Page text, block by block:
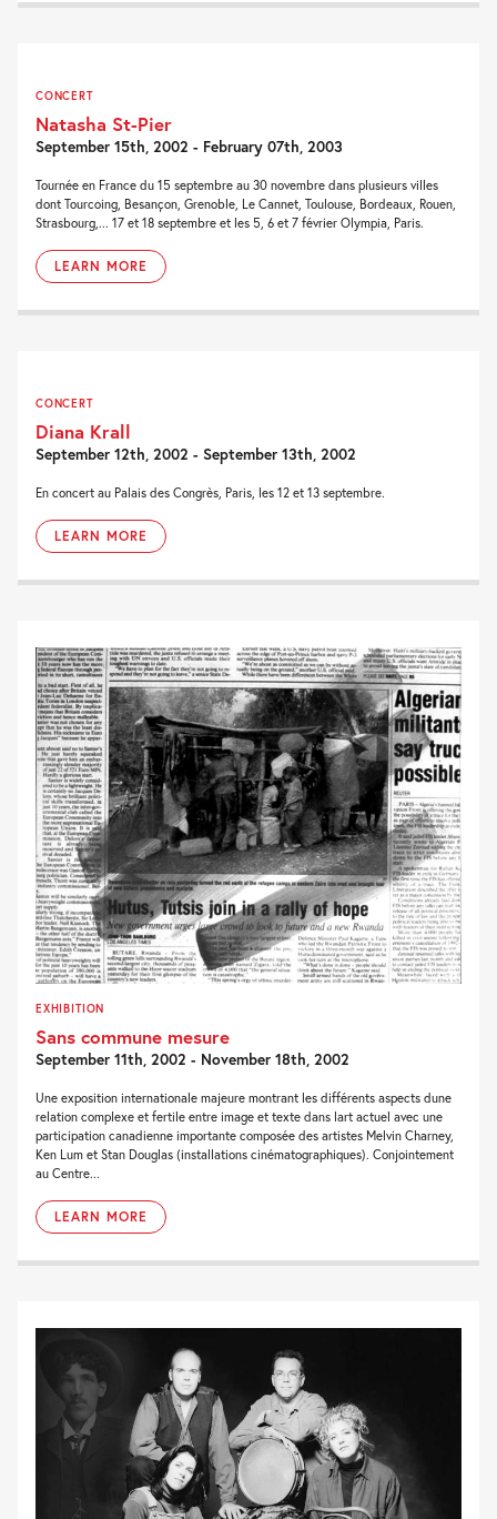
CONCERT
Natasha St-Pier
September 15th, 2002 - February 07th, 2003
Tournée en France du 15 septembre au 30 novembre dans plusieurs villes
dont Tourcoing, Besançon, Grenoble, Le Cannet, Toulouse, Bordeaux, Rouen,
Strasbourg,... 17 et 18 septembre et les 5, 6 et 7 février Olympia, Paris.
LEARN MORE
CONCERT
Diana Krall
September 12th, 2002 - September 13th, 2002
En concert au Palais des Congrès, Paris, les 12 et 13 septembre.
LEARN MORE
EXHIBITION
Sans commune mesure
September 11th, 2002 - November 18th, 2002
Une exposition internationale majeure montrant les différents aspects dune
relation complexe et fertile entre image et texte dans lart actuel avec une
participation canadienne importante composée des artistes Melvin Charney,
Ken Lum et Stan Douglas (installations cinématographiques). Conjointement
au Centre...
LEARN MORE